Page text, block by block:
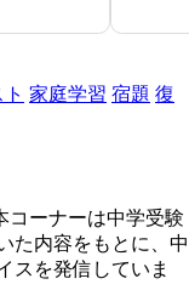
家庭学習 宿題 復
コーナーは中学受験
た内容をもとに、中
スを発信していま